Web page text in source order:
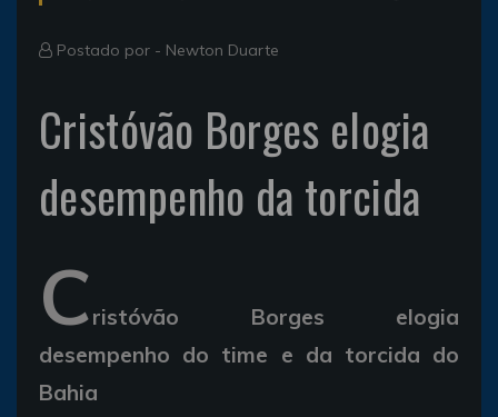
Postado por - Newton Duarte
Cristóvão Borges elogia
desempenho da torcida
Cristóvão Borges elogia
desempenho do time e da torcida do
Bahia